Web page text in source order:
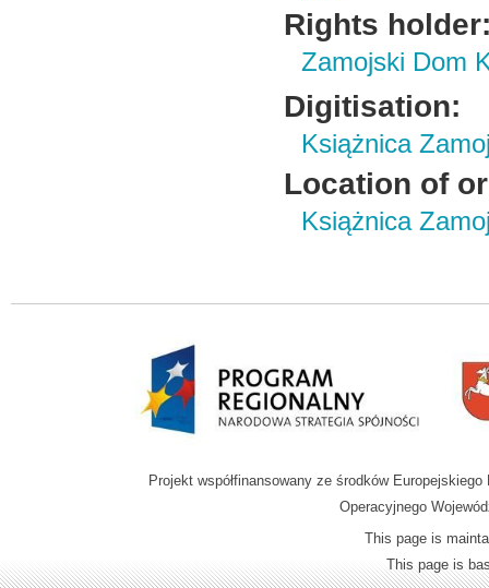
Rights
Zamojski Dom
Digitisation:
Książnica
Location of
Książnica
Projekt współfinansowany ze środków
Operacyjnego
This page is
This page is